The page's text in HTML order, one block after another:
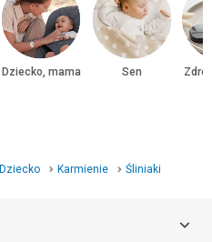
Dziecko, mama Sen
Dziecko Karmienie Śliniaki